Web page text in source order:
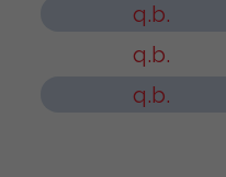
q.b.
q.b.
q.b.